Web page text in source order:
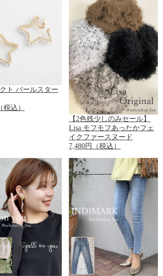
ト パールスター
税込）
【2色残少しのみセール】
Lisa モフモフあったかフェ
イクファースヌード
7,480円（税込）